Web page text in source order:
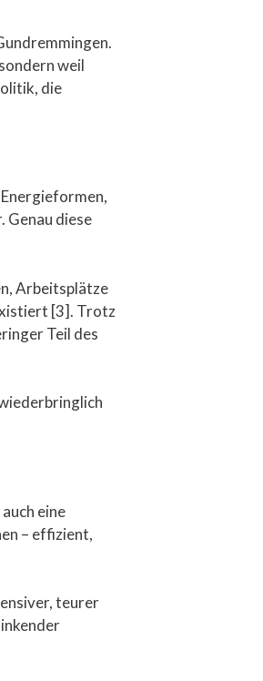
weil
die
Genau diese
Arbeitsplätze
[3]. Trotz
Teil des
eine
– effizient,
teurer